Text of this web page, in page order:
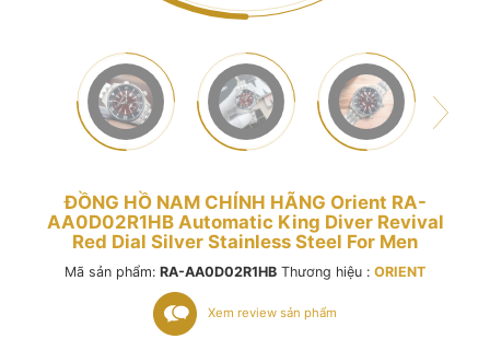
ĐỒNG HỒ NAM CHÍNH HÃNG Orient RA-
AA0D02R1HB Automatic King Diver Revival
Red Dial Silver Stainless Steel For Men
Mã sản phẩm: RA-AA0D02R1HB Thương hiệu : ORIENT
Xem review sản phẩm